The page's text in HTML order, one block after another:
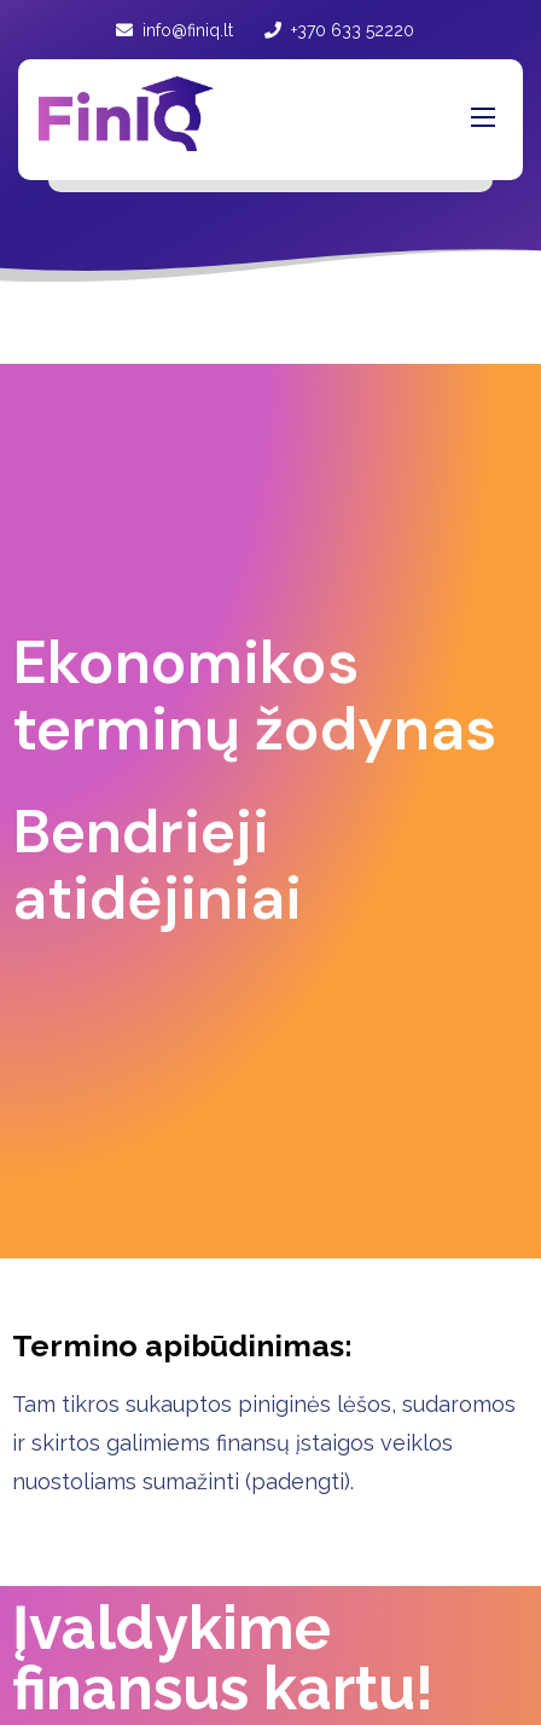
info@finiq.lt +370 633 52220
Ekonomikos
terminų žodynas
Bendrieji
atidėjiniai
Termino apibūdinimas:
Tam tikros sukauptos piniginės lėšos, sudaromos
ir skirtos galimiems finansų įstaigos veiklos
nuostoliams sumažinti (padengti).
Įvaldykime
finansus kartu!